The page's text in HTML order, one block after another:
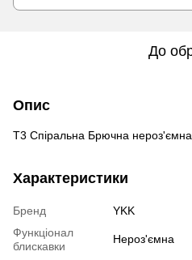
До
Опис
Т3 Спіральна Брючна нероз'ємна
Характеристики
Бренд
YKK
Функціонал
блискавки
Нероз'ємна